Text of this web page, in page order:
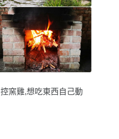
控窯雞,想吃東西自己動